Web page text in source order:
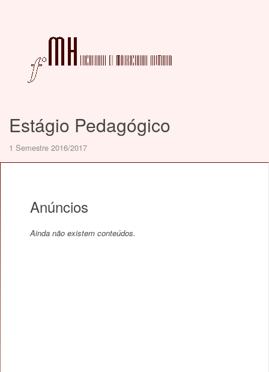
Estágio Pedagógico
1 Semestre 2016/2017
Anúncios
Ainda não existem conteúdos.